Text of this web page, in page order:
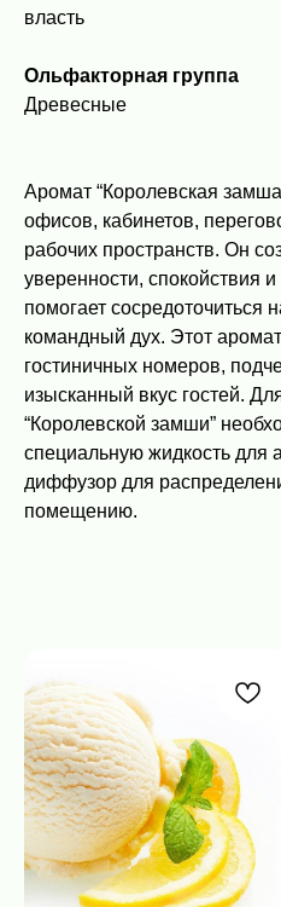
власть
Ольфакторная группа
Древесные
Аромат “Королевская
офисов, кабинетов,
рабочих пространств. Он
уверенности, спокойствия
помогает сосредоточиться
командный дух. Этот
гостиничных номеров,
изысканный вкус гостей.
“Королевской замши”
специальную жидкость для
диффузор для
помещению.